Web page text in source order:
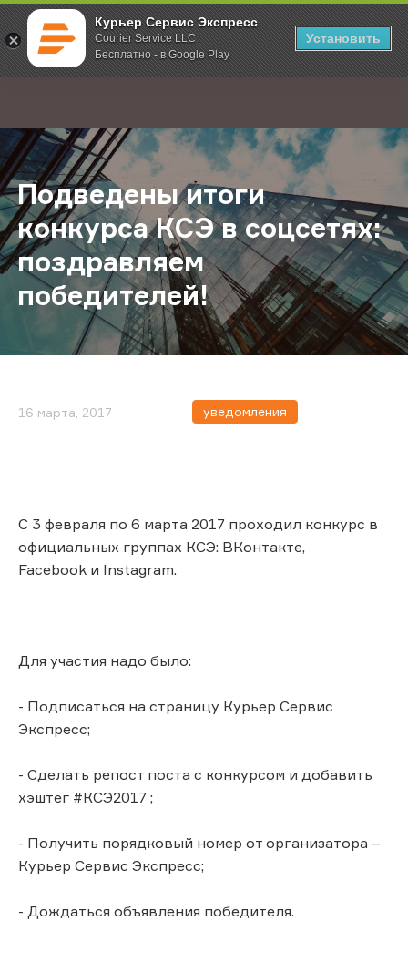
Курьер Сервис Экспресс
Courier Service LLC
Бесплатно - в Google Play
Установить
; Главная О компании Новости Подведены итоги конкурса КСЭ в
Подведены итоги
конкурса КСЭ в соцсетях:
поздравляем
победителей!
16 марта, 2017 уведомления
С 3 февраля по 6 марта 2017 проходил конкурс в
официальных группах КСЭ: ВКонтакте,
Facebook и Instagram.
Для участия надо было:
- Подписаться на страницу Курьер Сервис
Экспресс;
- Сделать репост поста с конкурсом и добавить
хэштег #КСЭ2017 ;
- Получить порядковый номер от организатора –
Курьер Сервис Экспресс;
- Дождаться объявления победителя.